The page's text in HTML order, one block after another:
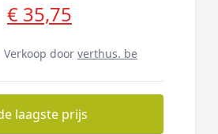
€ 35,75
Verkoop door verthus. be
laagste prijs